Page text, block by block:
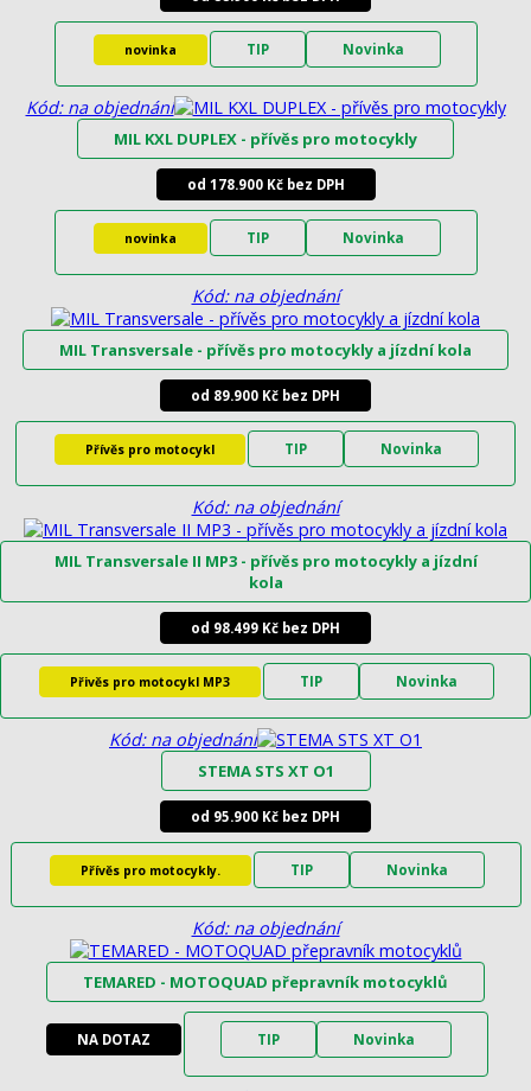
novinka TIP Novinka
Kód: na objednání
MIL KXL DUPLEX - přívěs pro motocykly
od 178.900 Kč bez DPH
novinka TIP Novinka
Kód: na objednání
MIL Transversale - přívěs pro motocykly a jízdní kola
od 89.900 Kč bez DPH
Přívěs pro motocykl TIP Novinka
Kód: na objednání
MIL Transversale II MP3 - přívěs pro motocykly a jízdní
kola
od 98.499 Kč bez DPH
Přivěs pro motocykl MP3 TIP Novinka
Kód: na objednání
STEMA STS XT O1
od 95.900 Kč bez DPH
Přívěs pro motocykly. TIP Novinka
Kód: na objednání
TEMARED - MOTOQUAD přepravník motocyklů
NA DOTAZ TIP Novinka